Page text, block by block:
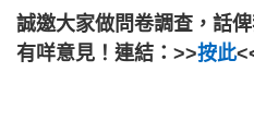
誠邀大家做問卷調查，話
有咩意見！連結：>>按此